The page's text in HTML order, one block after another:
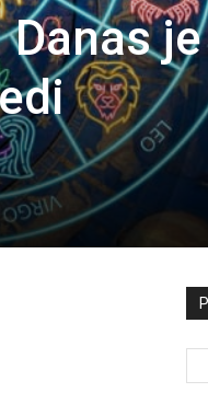
Danas je